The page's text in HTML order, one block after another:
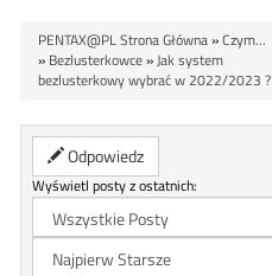
PENTAX@PL Strona Główna»Czym...
» Bezlusterkowce»Jak system
bezlusterkowy wybrać w 2022/2023 ?
Odpowiedz
Wyświetl posty z ostatnich: